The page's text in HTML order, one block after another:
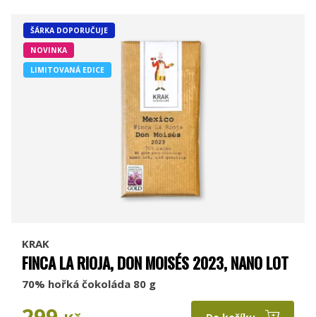
ŠÁRKA DOPORUČUJE
NOVINKA
LIMITOVANÁ EDICE
KRAK
FINCA LA RIOJA, DON MOISÉS 2023, NANO LOT
70% hořká čokoláda 80 g